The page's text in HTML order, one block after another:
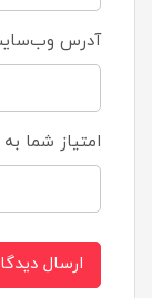
آدرس
امتیاز شما
ارسال